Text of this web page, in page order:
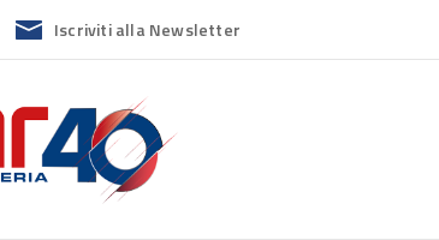
Iscriviti alla Newsletter